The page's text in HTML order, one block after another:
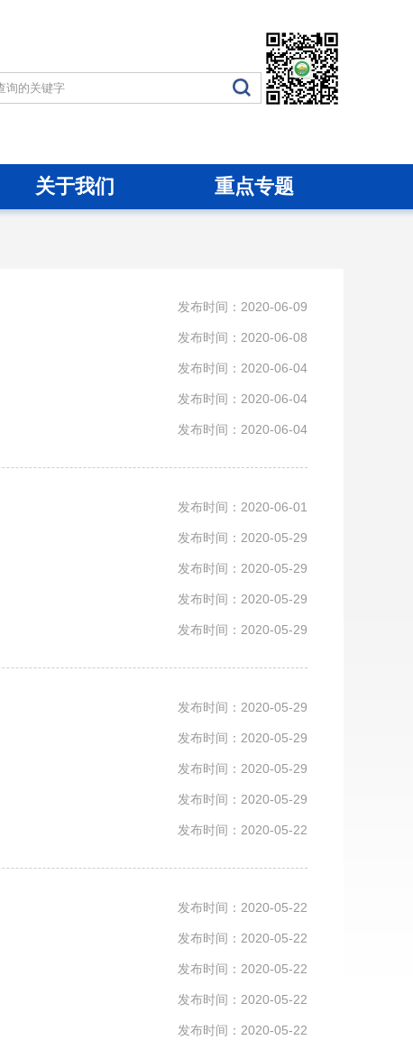
关于我们 重点专题
发布时间：2020-06-09
发布时间：2020-06-08
发布时间：2020-06-04
发布时间：2020-06-04
发布时间：2020-06-04
发布时间：2020-06-01
发布时间：2020-05-29
发布时间：2020-05-29
发布时间：2020-05-29
发布时间：2020-05-29
发布时间：2020-05-29
发布时间：2020-05-29
发布时间：2020-05-29
发布时间：2020-05-29
发布时间：2020-05-22
发布时间：2020-05-22
发布时间：2020-05-22
发布时间：2020-05-22
发布时间：2020-05-22
发布时间：2020-05-22